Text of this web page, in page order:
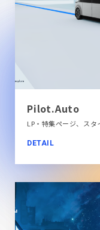
Pilot.Auto
DETAIL